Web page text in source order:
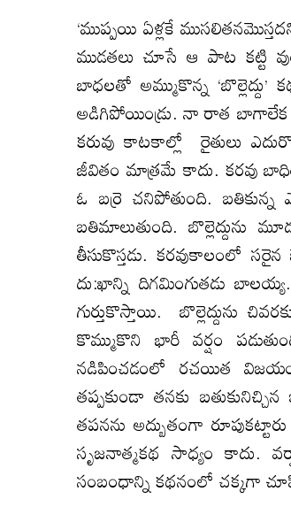
‘ముప్పయి ఏళ్లకే
ముడతలు చూసే ఆ పాట కట్టి
బాధలతో అమ్ముకొన్న
అడిగిపోయిండ్రు. నా రాత బాగాలేక గీ
కరువు కాటకాల్లో రైతులు
జీవితం మాత్రమే కాదు. కరవు
ఓ బర్రె చనిపోతుంది.
బతిమాలుతుంది. బొల్లెద్దును
తీసుకొస్తడు. కరవుకాలంలో
దు:ఖాన్ని దిగమింగుతడు
గుర్తుకొస్తాయి. బొల్లెద్దును
కొమ్ముకొని భారీ వర్షం
నడిపించడంలో రచయిత విజయం
తప్పకుండా తనకు
తపనను అద్బుతంగా
సృజనాత్మకథ సాధ్యం కాదు.
సంబంధాన్ని కథనంలో చక్కగా